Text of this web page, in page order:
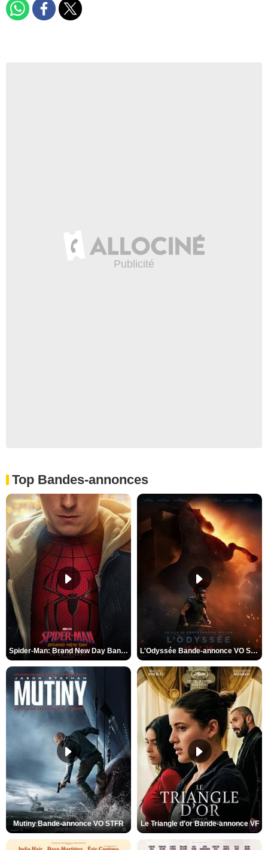
Top Bandes-annonces
Spider-Man: Brand New Day Bande-annonce VO STFR L'Odyssée Bande-annonce VO STFR
Mutiny Bande-annonce VO STFR Le Triangle d'or Bande-annonce VF